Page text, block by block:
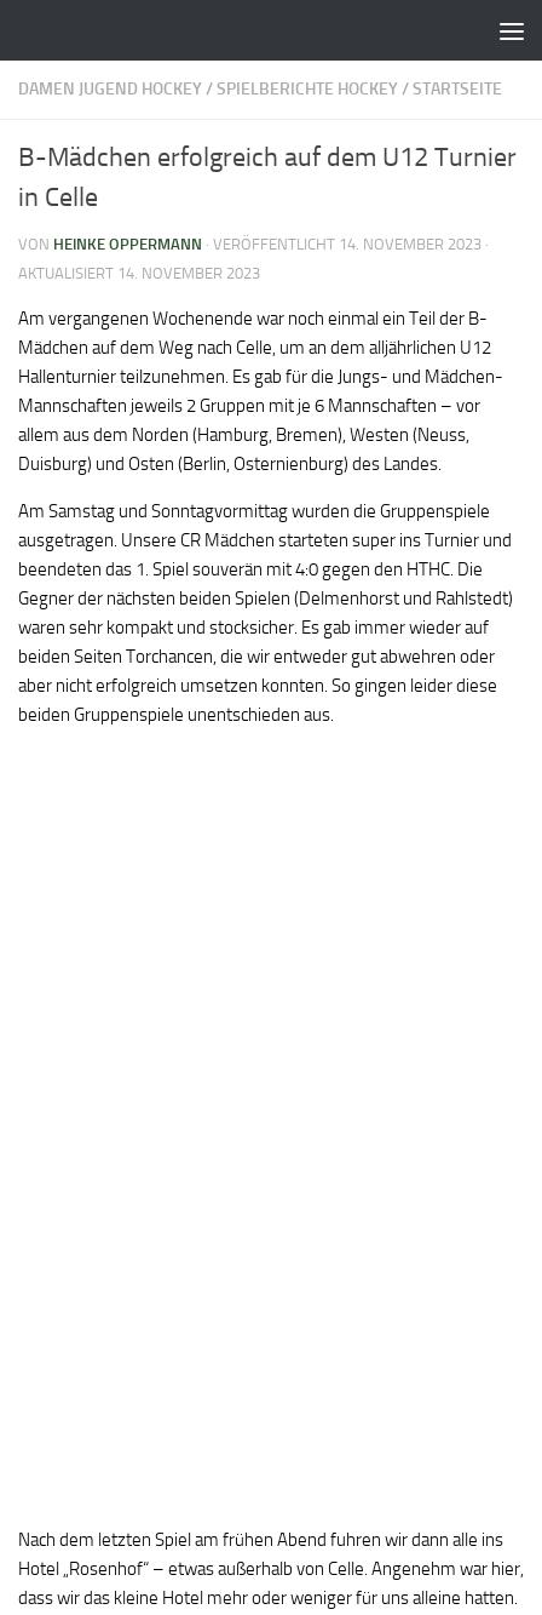
DAMEN JUGEND HOCKEY/SPIELBERICHTE HOCKEY/STARTSEITE
B-Mädchen erfolgreich auf dem U12 Turnier
in Celle
VON HEINKE OPPERMANN · VERÖFFENTLICHT 14. NOVEMBER 2023 ·
AKTUALISIERT 14. NOVEMBER 2023
Am vergangenen Wochenende war noch einmal ein Teil der B-
Mädchen auf dem Weg nach Celle, um an dem alljährlichen U12
Hallenturnier teilzunehmen. Es gab für die Jungs- und Mädchen-
Mannschaften jeweils 2 Gruppen mit je 6 Mannschaften – vor
allem aus dem Norden (Hamburg, Bremen), Westen (Neuss,
Duisburg) und Osten (Berlin, Osternienburg) des Landes.
Am Samstag und Sonntagvormittag wurden die Gruppenspiele
ausgetragen. Unsere CR Mädchen starteten super ins Turnier und
beendeten das 1. Spiel souverän mit 4:0 gegen den HTHC. Die
Gegner der nächsten beiden Spielen (Delmenhorst und Rahlstedt)
waren sehr kompakt und stocksicher. Es gab immer wieder auf
beiden Seiten Torchancen, die wir entweder gut abwehren oder
aber nicht erfolgreich umsetzen konnten. So gingen leider diese
beiden Gruppenspiele unentschieden aus.
Nach dem letzten Spiel am frühen Abend fuhren wir dann alle ins
Hotel „Rosenhof“ – etwas außerhalb von Celle. Angenehm war hier,
dass wir das kleine Hotel mehr oder weniger für uns alleine hatten.